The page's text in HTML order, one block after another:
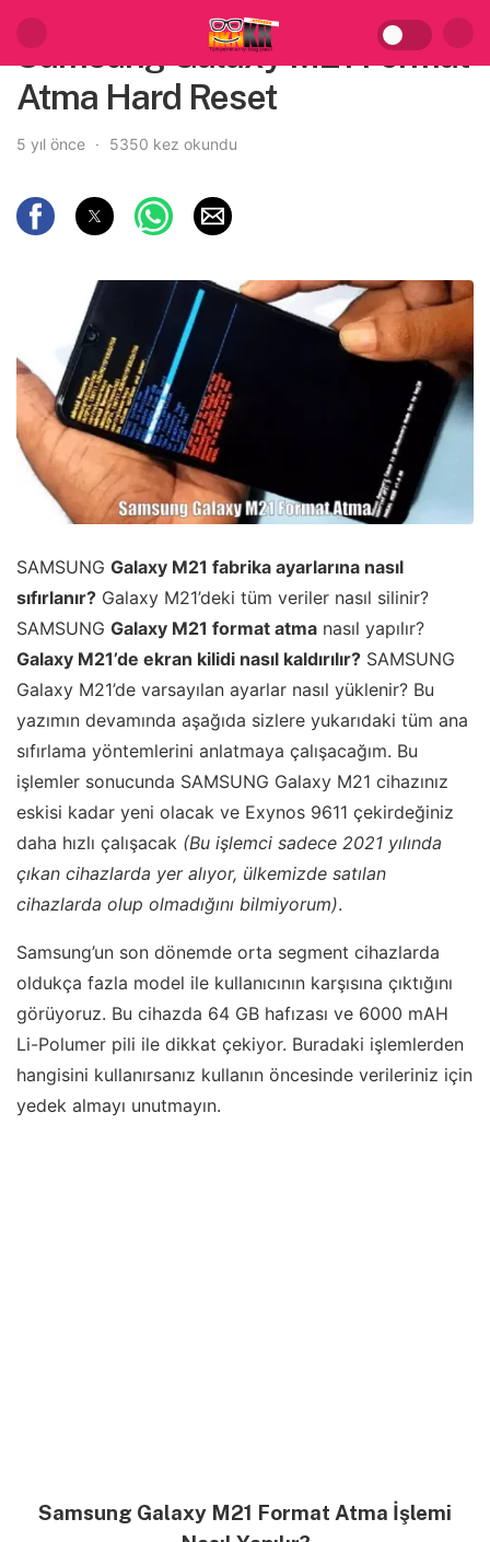
Samsung Galaxy M21 Format
Atma Hard Reset
5 yıl önce 5350 kez okundu
SAMSUNG Galaxy M21 fabrika ayarlarına nasıl
sıfırlanır? Galaxy M21’deki tüm veriler nasıl silinir?
SAMSUNG Galaxy M21 format atma nasıl yapılır?
Galaxy M21’de ekran kilidi nasıl kaldırılır? SAMSUNG
Galaxy M21’de varsayılan ayarlar nasıl yüklenir? Bu
yazımın devamında aşağıda sizlere yukarıdaki tüm ana
sıfırlama yöntemlerini anlatmaya çalışacağım. Bu
işlemler sonucunda SAMSUNG Galaxy M21 cihazınız
eskisi kadar yeni olacak ve Exynos 9611 çekirdeğiniz
daha hızlı çalışacak (Bu işlemci sadece 2021 yılında
çıkan cihazlarda yer alıyor, ülkemizde satılan
cihazlarda olup olmadığını bilmiyorum).
Samsung’un son dönemde orta segment cihazlarda
oldukça fazla model ile kullanıcının karşısına çıktığını
görüyoruz. Bu cihazda 64 GB hafızası ve 6000 mAH
Li-Polumer pili ile dikkat çekiyor. Buradaki işlemlerden
hangisini kullanırsanız kullanın öncesinde verileriniz için
yedek almayı unutmayın.
Samsung Galaxy M21 Format Atma İşlemi